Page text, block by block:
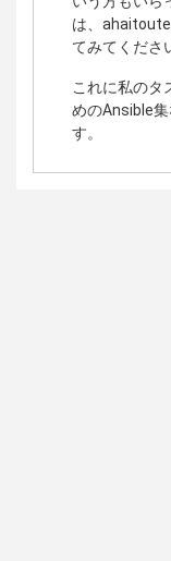
は、
てみてくださ
これに私のタ
めのAnsible
す。